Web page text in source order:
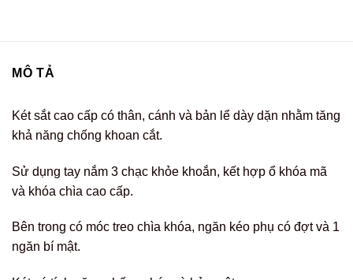
MÔ TẢ
Két sắt cao cấp có thân, cánh và bản lể dày dặn nhằm tăng
khả năng chống khoan cắt.
Sử dụng tay nắm 3 chạc khỏe khoắn, kết hợp ổ khóa mã
và khóa chìa cao cấp.
Bên trong có móc treo chìa khóa, ngăn kéo phụ có đợt và 1
ngăn bí mật.